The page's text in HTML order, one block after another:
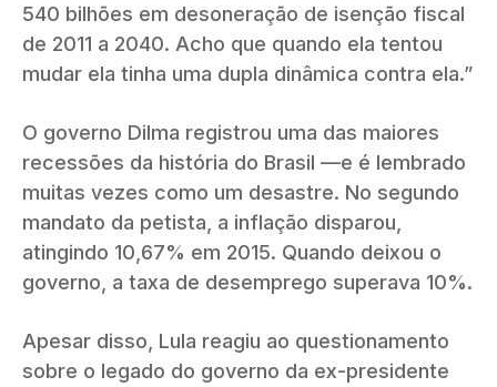
540 bilhões em desoneração de isenção fiscal
de 2011 a 2040. Acho que quando ela tentou
mudar ela tinha uma dupla dinâmica contra ela.”
O governo Dilma registrou uma das maiores
recessões da história do Brasil —e é lembrado
muitas vezes como um desastre. No segundo
mandato da petista, a inflação disparou,
atingindo 10,67% em 2015. Quando deixou o
governo, a taxa de desemprego superava 10%.
Apesar disso, Lula reagiu ao questionamento
sobre o legado do governo da ex-presidente